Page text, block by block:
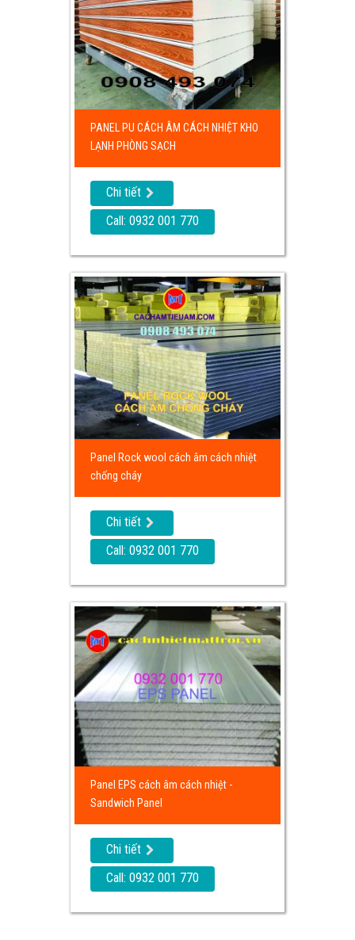
PANEL PU CÁCH ÂM CÁCH NHIỆT KHO
LẠNH PHÒNG SẠCH
Chi tiết
Call: 0932 001 770
Panel Rock wool cách âm cách nhiệt
chống cháy
Chi tiết
Call: 0932 001 770
Panel EPS cách âm cách nhiệt -
Sandwich Panel
Chi tiết
Call: 0932 001 770